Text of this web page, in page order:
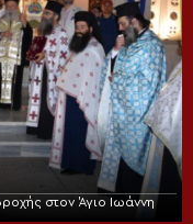
στον Άγιο Ιωάννη